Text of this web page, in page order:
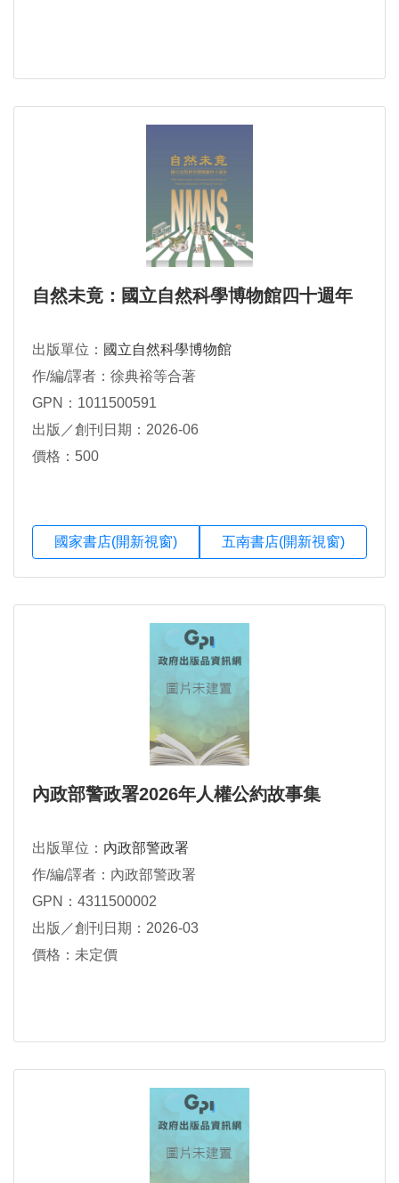
自然未竟：國立自然科學博物館四十週年
出版單位： 國立自然科學博物館
作/編/譯者：徐典裕等合著
GPN：1011500591
出版／創刊日期：2026-06
價格：500
國家書店(開新視窗) 五南書店(開新視窗)
內政部警政署2026年人權公約故事集
出版單位： 內政部警政署
作/編/譯者：內政部警政署
GPN：4311500002
出版／創刊日期：2026-03
價格：未定價